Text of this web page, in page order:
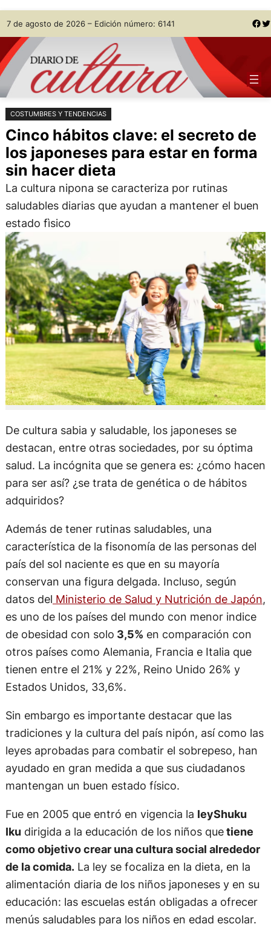
Saltar
al
contenido
Skip
to
content
7 de agosto de 2026 – Edición número: 6141 Facebook Twitter
COSTUMBRES Y TENDENCIAS
Cinco hábitos clave: el secreto de
los japoneses para estar en forma
sin hacer dieta
La cultura nipona se caracteriza por rutinas
saludables diarias que ayudan a mantener el buen
estado fìsico
De cultura sabia y saludable, los japoneses se
destacan, entre otras sociedades, por su óptima
salud. La incógnita que se genera es: ¿cómo hacen
para ser así? ¿se trata de genética o de hábitos
adquiridos?
Además de tener rutinas saludables, una
característica de la fisonomía de las personas del
país del sol naciente es que en su mayoría
conservan una figura delgada. Incluso, según
datos del Ministerio de Salud y Nutrición de Japón,
es uno de los países del mundo con menor indice
de obesidad con solo 3,5% en comparación con
otros países como Alemania, Francia e Italia que
tienen entre el 21% y 22%, Reino Unido 26% y
Estados Unidos, 33,6%.
Sin embargo es importante destacar que las
tradiciones y la cultura del país nipón, así como las
leyes aprobadas para combatir el sobrepeso, han
ayudado en gran medida a que sus ciudadanos
mantengan un buen estado físico.
Fue en 2005 que entró en vigencia la leyShuku
Ikudirigida a la educación de los niños quetiene
como objetivo crear una cultura social alrededor
de la comida.La ley se focaliza en la dieta, en la
alimentación diaria de los niños japoneses y en su
educación: las escuelas están obligadas a ofrecer
menús saludables para los niños en edad escolar.